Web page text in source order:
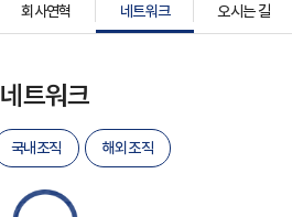
회사연혁 네트워크 오시는 길
네트워크
국내조직 해외조직